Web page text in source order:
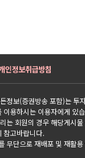
인정보취급방침
정보(증권방송 포함)는 투
이용하시는 이용자에게 있
는 회원의 경우 해당게시
참고바랍니다.
무단으로 재배포 및 재활